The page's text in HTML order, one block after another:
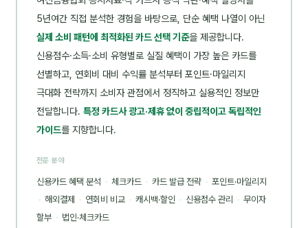
5년여간 직접 분석한 경험을 바탕으로, 단순 혜택 나열이 아닌
실제 소비 패턴에 최적화된 카드 선택 기준을 제공합니다.
신용점수·소득·소비 유형별로 실질 혜택이 가장 높은 카드를
선별하고, 연회비 대비 수익률 분석부터 포인트·마일리지
극대화 전략까지 소비자 관점에서 정직하고 실용적인 정보만
전달합니다. 특정 카드사 광고·제휴 없이 중립적이고 독립적인
가이드를 지향합니다.
전문 분야
신용카드 혜택 분석 · 체크카드 · 카드 발급 전략 · 포인트·마일리지
· 해외결제 · 연회비 비교 · 캐시백·할인 · 신용점수 관리 · 무이자
할부 · 법인·체크카드